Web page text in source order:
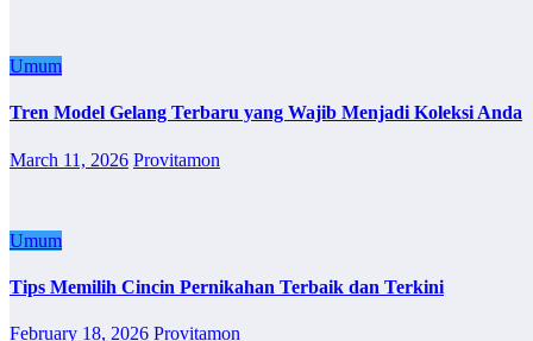
Umum
Tren Model Gelang Terbaru yang Wajib Menjadi Koleksi Anda
March 11, 2026 Provitamon
Umum
Tips Memilih Cincin Pernikahan Terbaik dan Terkini
February 18, 2026 Provitamon